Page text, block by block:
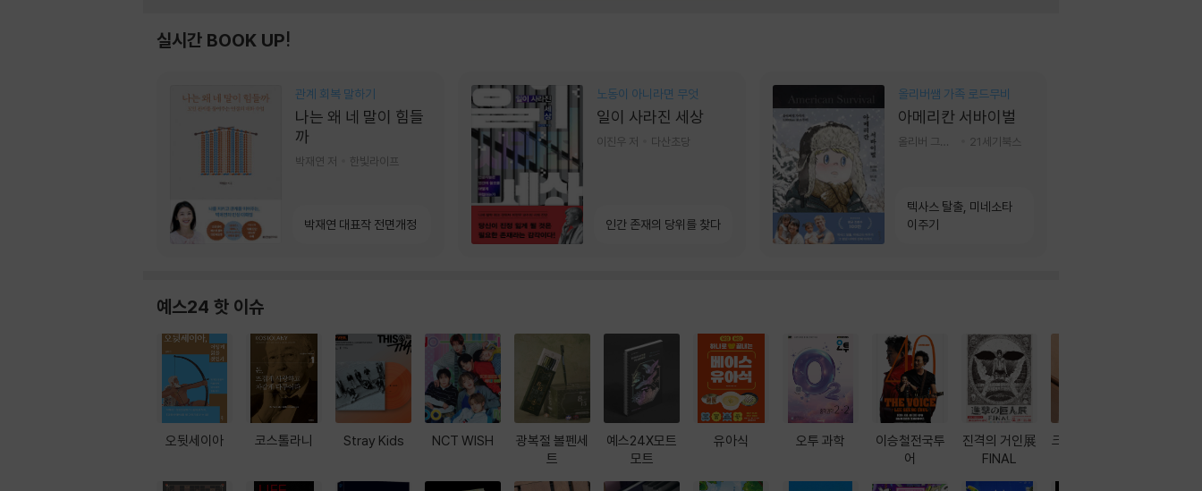
실시간 BOOK UP!
관계 회복 말하기
나는 왜 네 말이 힘들
까
박재연 저 한빛라이프
박재연 대표작 전면개정
노동이 아니라면 무엇
일이 사라진 세상
이진우 저 다산초당
인간 존재의 당위를 찾다
올리버쌤 가족 로드무비
아메리칸 서바이벌
21세기북스
텍사스 탈출, 미네소타
이주기
예스24 핫 이슈
오뒷세이아 코스톨라니 Stray Kids NCT WISH
광복절 볼펜세
트
예스24X모트
모트
유아식 오투 과학
이승철전국투
어
진격의 거인展
FINAL
크레마 이북 리